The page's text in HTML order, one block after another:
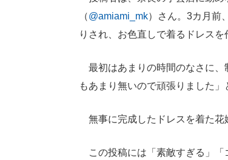
（@amiami_mk）さん。3カ月前
りされ、お色直しで着るドレスを
最初はあまりの時間のなさに、
もあまり無いので頑張りました
無事に完成したドレスを着た花
この投稿には「素敵すぎる」「